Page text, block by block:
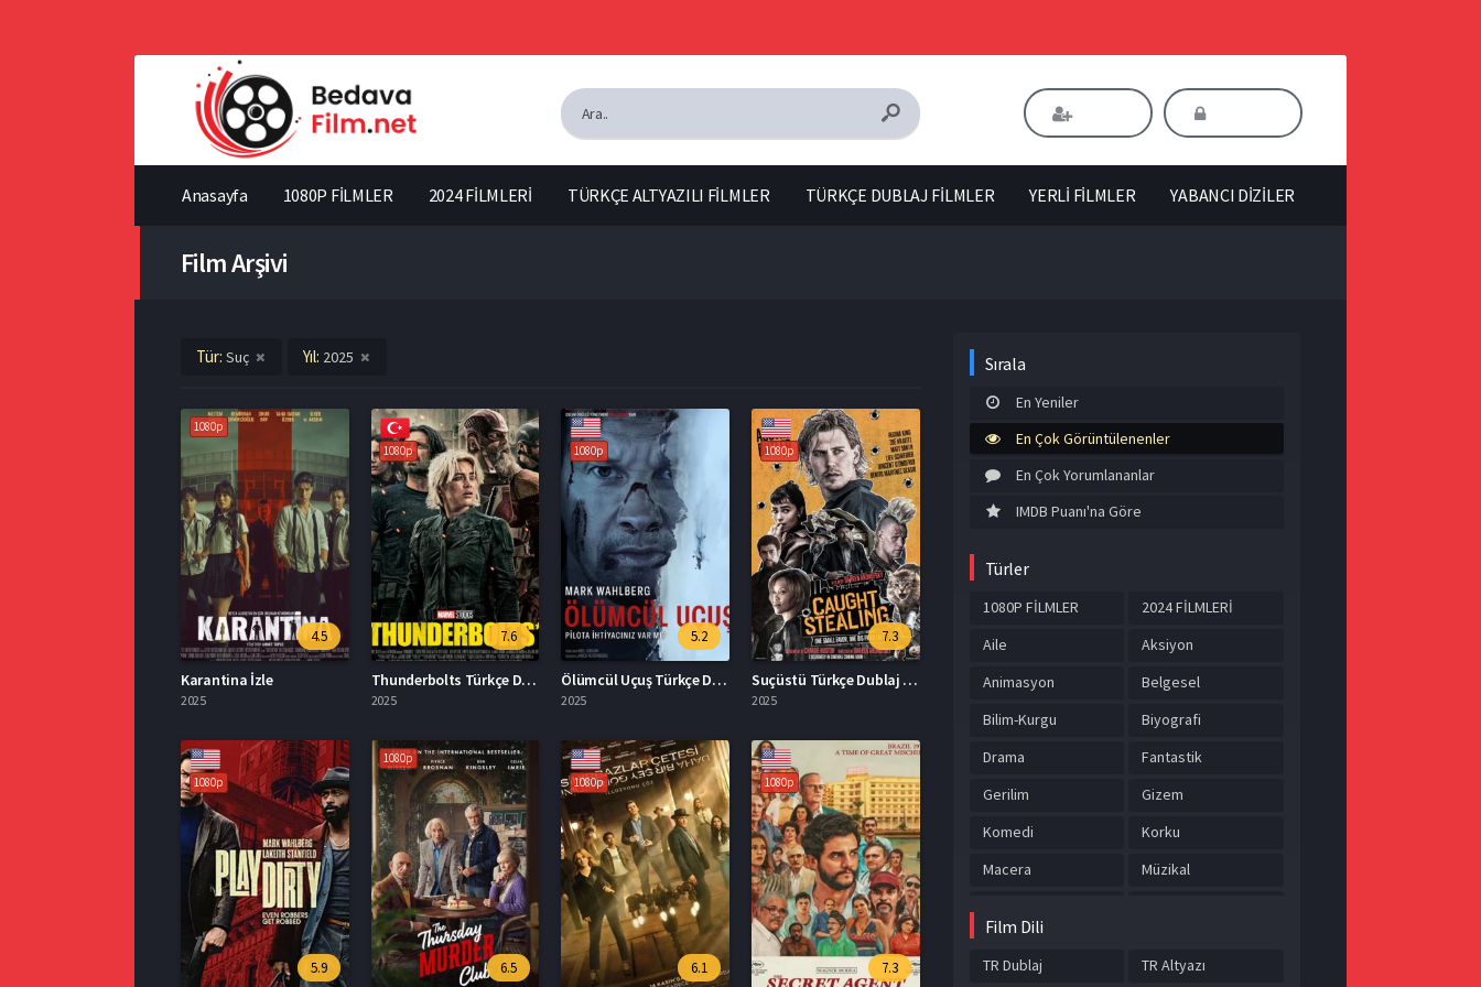
Anasayfa 1080P FİLMLER 2024 FİLMLERİ TÜRKÇE ALTYAZILI FİLMLER TÜRKÇE DUBLAJ FİLMLER YERLİ FİLMLER YABANCI DİZİLER
Film Arşivi
Tür: Suç Yıl: 2025
1080p
4.5
Karantina İzle
2025
1080p
7.6
Thunderbolts Türkçe Dublaj İzle
2025
1080p
5.2
Ölümcül Uçuş Türkçe Dublaj İzle
2025
1080p
7.3
Suçüstü Türkçe Dublaj İzle
2025
1080p
5.9
1080p
6.5
1080p
6.1
1080p
7.3
Sırala
En Yeniler
En Çok Görüntülenenler
En Çok Yorumlananlar
IMDB Puanı'na Göre
Türler
1080P FİLMLER
2024 FİLMLERİ
Aile
Aksiyon
Animasyon
Belgesel
Bilim-Kurgu
Biyografi
Drama
Fantastik
Gerilim
Gizem
Komedi
Korku
Macera
Müzikal
Film Dili
TR Dublaj TR Altyazı